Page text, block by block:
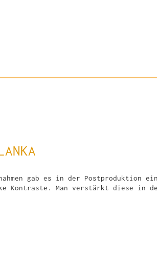
gab es in der Postproduktion
Kontraste. Man verstärkt diese in